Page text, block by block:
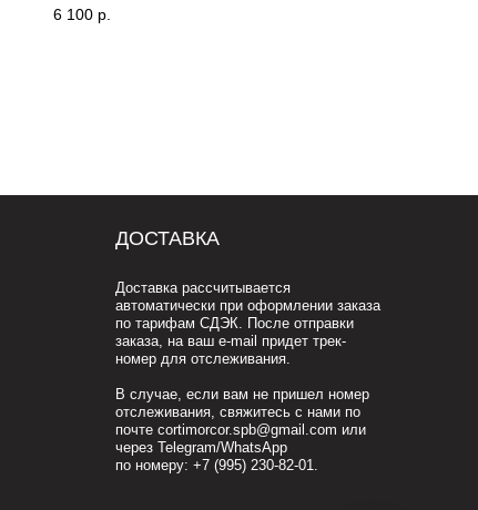
6 100 р.
автоматически при оформлении заказа
по тарифам СДЭК. После отправки